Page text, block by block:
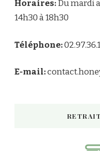
Horaires:Du mardi
14h30 à 18h30
Téléphone:
E-mail: